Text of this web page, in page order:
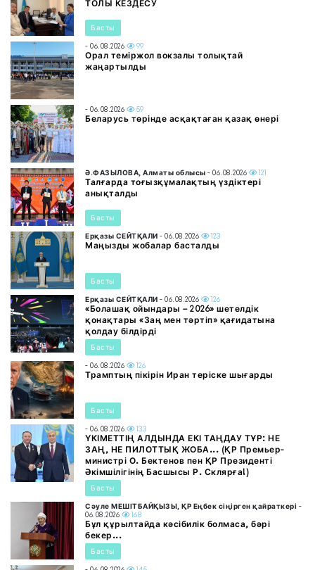
ТОЛЫ КЕЗДЕСУ
Басты
- 06.08.2026 99
Орал теміржол вокзалы толықтай
жаңартылды
- 06.08.2026 59
Беларусь төрінде асқақтаған қазақ өнері
Ә.ФАЗЫЛОВА, Алматы облысы - 06.08.2026 121
Талғарда тоғызқұмалақтың үздіктері
анықталды
Басты
Ерқазы СЕЙТҚАЛИ - 06.08.2026 123
Маңызды жобалар басталды
Басты
Ерқазы СЕЙТҚАЛИ - 06.08.2026 126
«Болашақ ойындары – 2026» шетелдік
қонақтары «Заң мен тәртіп» қағидатына
қолдау білдірді
Басты
- 06.08.2026 126
Трамптың пікірін Иран теріске шығарды
Басты
- 06.08.2026 133
ҮКІМЕТТІҢ АЛДЫНДА ЕКІ ТАҢДАУ ТҰР: НЕ
ЗАҢ, НЕ ПИЛОТТЫҚ ЖОБА... (ҚР Премьер-
министрі О. Бектенов пен ҚР Президенті
Әкімшілігінің Басшысы Р. Склярға!)
Басты
Сәуле МЕШІТБАЙҚЫЗЫ, ҚР Еңбек сіңірген қайраткері -
06.08.2026
168
Бұл құрылтайда кәсібилік болмаса, бәрі
бекер...
Басты